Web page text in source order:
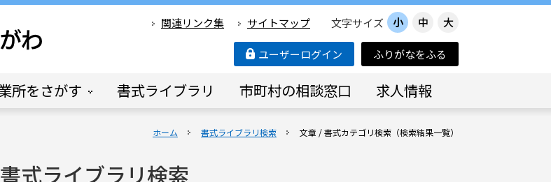
関連リンク集 サイトマップ 文字サイズ 小 中 大
ユーザーログイン ふりがなをふる
所をさがす 書式ライブラリ 市町村の相談窓口 求人情報
ホーム 書式ライブラリ検索 文章 / 書式カテゴリ検索（検索結果一覧）
書式ライブラリ検索